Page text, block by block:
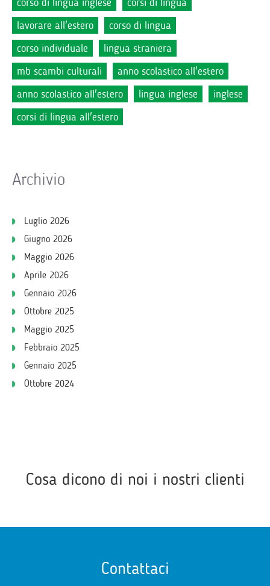
lavorare all'estero
corso di lingua
corso individuale
lingua straniera
mb scambi culturali
anno scolastico all'estero
anno scolastico all'estero
lingua inglese
inglese
corsi di lingua all'estero
Archivio
Luglio 2026
Giugno 2026
Maggio 2026
Aprile 2026
Gennaio 2026
Ottobre 2025
Maggio 2025
Febbraio 2025
Gennaio 2025
Ottobre 2024
Cosa dicono di noi i nostri clienti
Contattaci